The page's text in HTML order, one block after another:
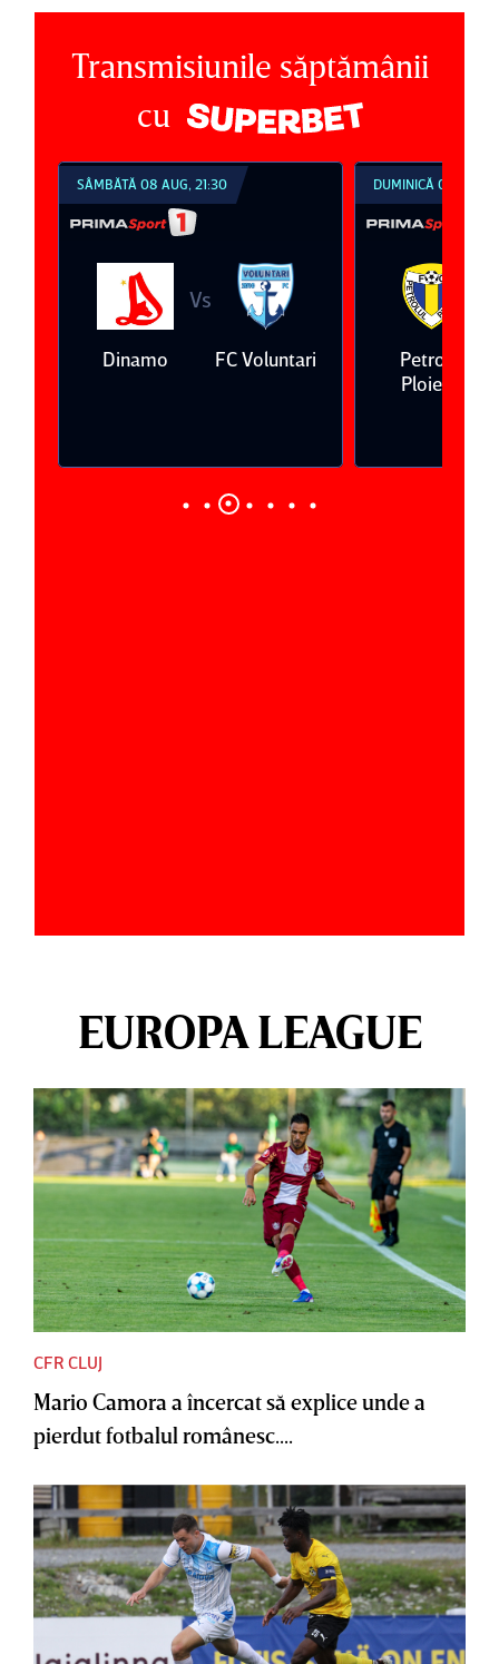
Transmisiunile săptămânii
cu
SÂMBĂTĂ 08 AUG, 21:30
Dinamo
Vs
FC Voluntari
DUMINICĂ 09 AUG,
Petrolul
Ploieşti
EUROPA LEAGUE
CFR CLUJ
Mario Camora a încercat să explice unde a
pierdut fotbalul românesc....